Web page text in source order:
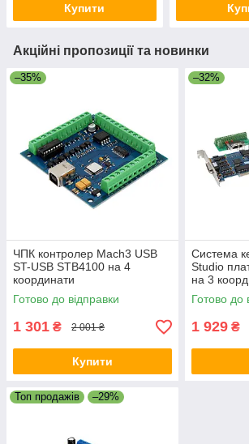
Купити
Акційні пропозиції та новинки
–35%
ЧПК контролер Mach3 USB
ST-USB STB4100 на 4
координати
Готово до відправки
1 301 ₴ 2 001 ₴
Купити
–32%
Система
Studio
на 3
Готово до
1 929 ₴
Топ продажів –29%